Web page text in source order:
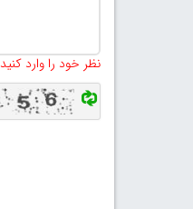
نظر خود را وارد کنید